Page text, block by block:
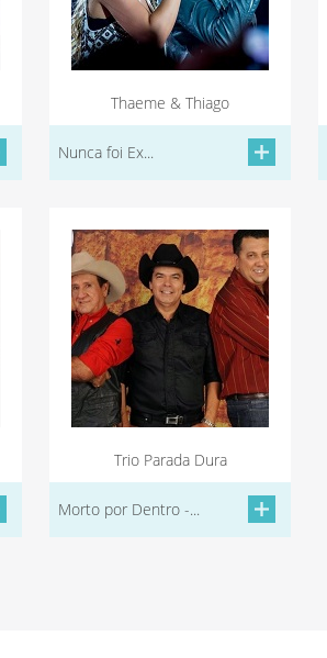
Thaeme & Thiago
Nunca foi Ex...
Trio Parada Dura
Morto por Dentro -...